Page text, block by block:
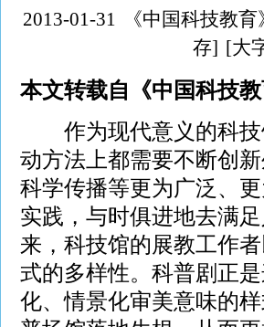
2013-01-31 《中国科技教育
存] [大
本文转载自《中国科技
作为现代意义的科技
动方法上都需要不断创
科学传播等更为广泛、
实践，与时俱进地去满
来，科技馆的展教工作
式的多样性。科普剧正
化、情景化审美意味的